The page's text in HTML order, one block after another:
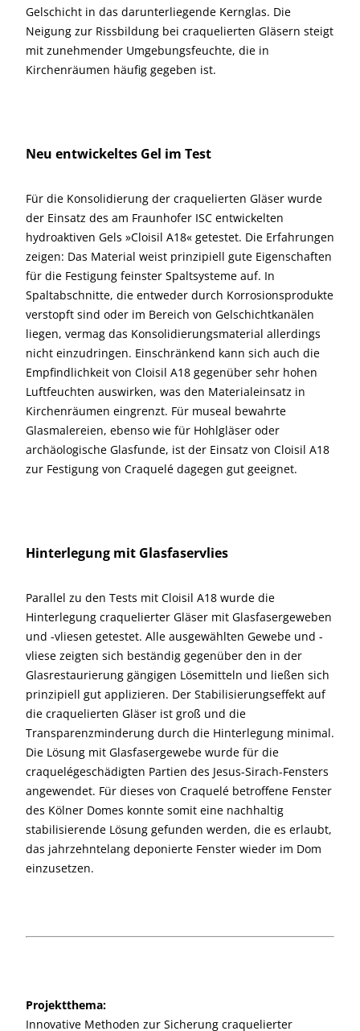
Gelschicht in das darunterliegende Kernglas. Die
Neigung zur Rissbildung bei craquelierten Gläsern steigt
mit zunehmender Umgebungsfeuchte, die in
Kirchenräumen häufig gegeben ist.
Neu entwickeltes Gel im Test
Für die Konsolidierung der craquelierten Gläser wurde
der Einsatz des am Fraunhofer ISC entwickelten
hydroaktiven Gels »Cloisil A18« getestet. Die Erfahrungen
zeigen: Das Material weist prinzipiell gute Eigenschaften
für die Festigung feinster Spaltsysteme auf. In
Spaltabschnitte, die entweder durch Korrosionsprodukte
verstopft sind oder im Bereich von Gelschichtkanälen
liegen, vermag das Konsolidierungsmaterial allerdings
nicht einzudringen. Einschränkend kann sich auch die
Empfindlichkeit von Cloisil A18 gegenüber sehr hohen
Luftfeuchten auswirken, was den Materialeinsatz in
Kirchenräumen eingrenzt. Für museal bewahrte
Glasmalereien, ebenso wie für Hohlgläser oder
archäologische Glasfunde, ist der Einsatz von Cloisil A18
zur Festigung von Craquelé dagegen gut geeignet.
Hinterlegung mit Glasfaservlies
Parallel zu den Tests mit Cloisil A18 wurde die
Hinterlegung craquelierter Gläser mit Glasfasergeweben
und -vliesen getestet. Alle ausgewählten Gewebe und -
vliese zeigten sich beständig gegenüber den in der
Glasrestaurierung gängigen Lösemitteln und ließen sich
prinzipiell gut applizieren. Der Stabilisierungseffekt auf
die craquelierten Gläser ist groß und die
Transparenzminderung durch die Hinterlegung minimal.
Die Lösung mit Glasfasergewebe wurde für die
craquelégeschädigten Partien des Jesus-Sirach-Fensters
angewendet. Für dieses von Craquelé betroffene Fenster
des Kölner Domes konnte somit eine nachhaltig
stabilisierende Lösung gefunden werden, die es erlaubt,
das jahrzehntelang deponierte Fenster wieder im Dom
einzusetzen.
Projektthema:
Innovative Methoden zur Sicherung craquelierter